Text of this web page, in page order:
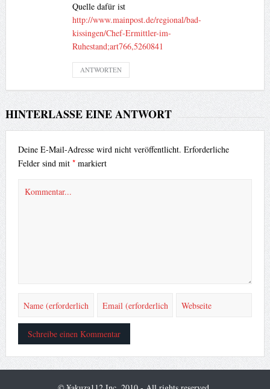
Quelle dafür ist
http://www.mainpost.de/regional/bad-
kissingen/Chef-Ermittler-im-
Ruhestand;art766,5260841
ANTWORTEN
HINTERLASSE EINE ANTWORT
Deine E-Mail-Adresse wird nicht veröffentlicht. Erforderliche
Felder sind mit *markiert